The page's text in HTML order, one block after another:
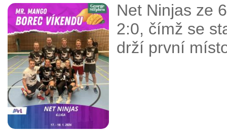
Net Ninjas ze
2:0, čímž se
drží první